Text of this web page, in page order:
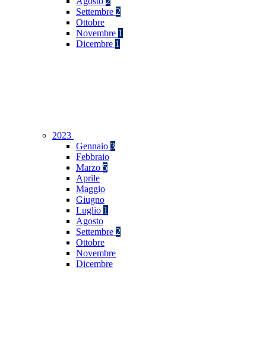
Settembre 2
Ottobre
Novembre 1
Dicembre 1
2023
Gennaio 3
Febbraio
Marzo 5
Aprile
Maggio
Giugno
Luglio 1
Agosto
Settembre 2
Ottobre
Novembre
Dicembre